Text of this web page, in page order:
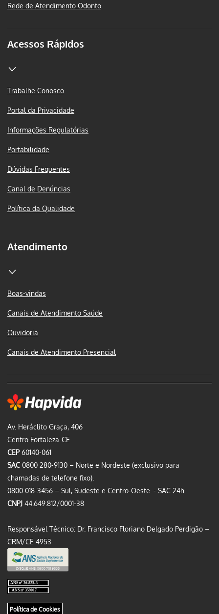
Av. Heráclito Graça, 406
Centro Fortaleza-CE
CEP60140-061
SAC 0800 280-9130 – Norte e Nordeste (exclusivo para
chamadas de telefone fixo).
0800 018-3456 – Sul, Sudeste e Centro-Oeste. - SAC 24h
CNPJ 44.649.812/0001-38
Responsável Técnico: Dr. Francisco Floriano Delgado Perdigão –
CRM/CE 4953
Política de Cookies
Rede de Atendimento Odonto
Acessos Rápidos
Trabalhe Conosco
Portal da Privacidade
Informações Regulatórias
Portabilidade
Dúvidas Frequentes
Canal de Denúncias
Política da Qualidade
Atendimento
Boas-vindas
Canais de Atendimento Saúde
Ouvidoria
Canais de Atendimento Presencial